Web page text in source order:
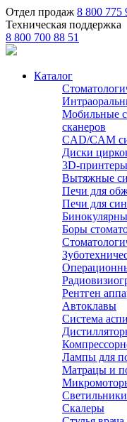
Отдел продаж 8 800 775
Техническая поддержка
8 800 700 88 51
Каталог
Мобильные
сканеров
CAD/CAM
Диски
3D-
Вытяжные
Печи для
Печи для
Боры
Рентген
Автоклавы
Система
Лампы для
Матрацы и
Скалеры